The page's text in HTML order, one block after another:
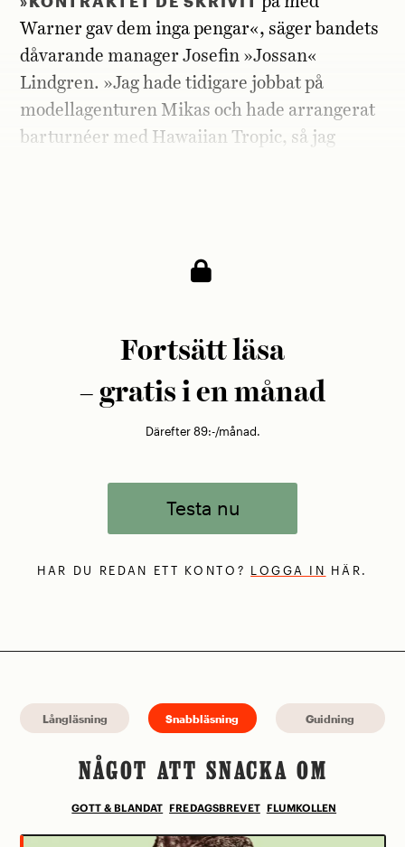
Warner gav dem inga pengar«, säger bandets
dåvarande manager Josefin »Jossan«
Lindgren. »Jag hade tidigare jobbat på
modellagenturen Mikas och hade arrangerat
barturnéer med Hawaiian Tropic, så jag
Fortsätt läsa
– gratis i en månad
Därefter 89:-/månad.
Testa nu
HAR DU REDAN ETT KONTO? LOGGA IN HÄR.
Långläsning Snabbläsning Guidning
NÅGOT ATT SNACKA OM
GOTT & BLANDAT FREDAGSBREVET FLUMKOLLEN